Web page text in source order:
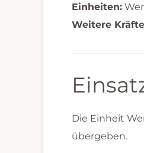
Einheiten:
Weitere
Die Einheit
übergeben.